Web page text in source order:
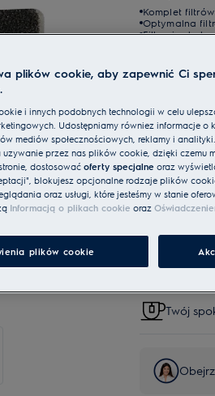
Komplet
Optymalna
Filtracja
Usługi
Point)
Szybka
Twój
plików cookie, aby zapewnić Ci
i innych podobnych technologii w celu
Udostępniamy również informacje o
mediów społecznościowych, reklamy i
przez nas plików cookie, dzięki czemu
dostosować oferty specjalne oraz
blokujesz opcjonalne rodzaje plików
oraz usługi, które jesteśmy w stanie
Informacją o plikach cookie oraz
plików cookie